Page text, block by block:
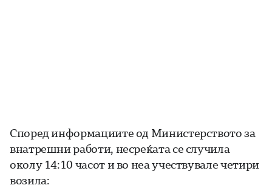
Според информациите од Министерството за
внатрешни работи, несреќата се случила
околу 14:10 часот и во неа учествувале четири
возила: